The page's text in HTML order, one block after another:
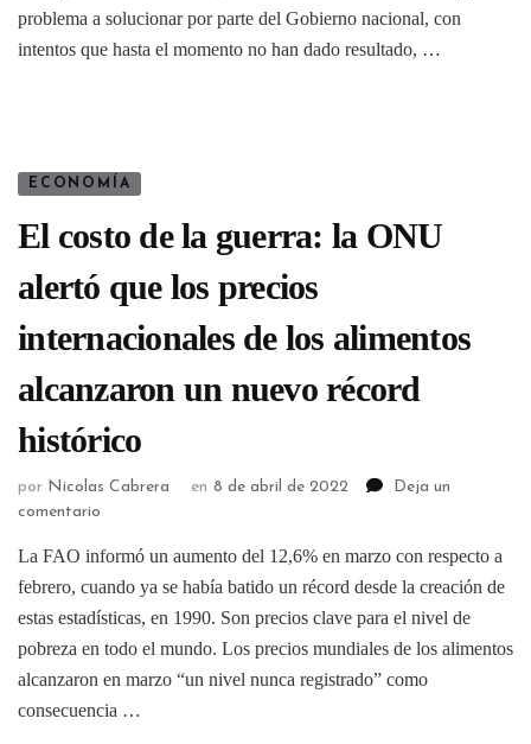
problema a solucionar por parte del Gobierno nacional, con
intentos que hasta el momento no han dado resultado, …
ECONOMÍA
El costo de la guerra: la ONU
alertó que los precios
internacionales de los alimentos
alcanzaron un nuevo récord
histórico
por Nicolas Cabrera en 8 de abril de 2022
Deja un
comentario
La FAO informó un aumento del 12,6% en marzo con respecto a
febrero, cuando ya se había batido un récord desde la creación de
estas estadísticas, en 1990. Son precios clave para el nivel de
pobreza en todo el mundo. Los precios mundiales de los alimentos
alcanzaron en marzo “un nivel nunca registrado” como
consecuencia …